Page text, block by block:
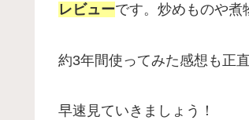
レビューです。炒めものや煮
約3年間使ってみた感想も正
早速見ていきましょう！